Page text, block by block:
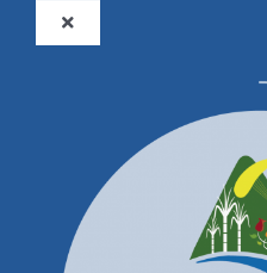
Toggle
Productos y Servicios
Convocatorias Precalificación